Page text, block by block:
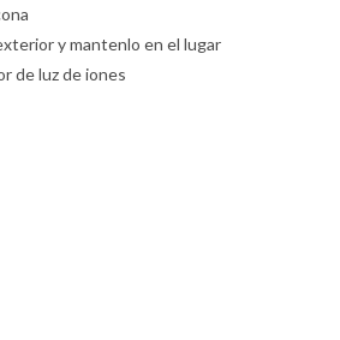
y mantenlo en el lugar
de luz de iones